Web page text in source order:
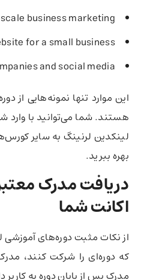
business marketing
for a small business
and social media
این موارد تنها نمونه‌هایی از
هستند. شما می‌توانید با
لینکدین لرنینگ به سایر
بهره ببرید.
دریافت مدرک
اکانت شما
از نکات مثبت دوره‌های آموزشی
که دوره‌‌ای را شرکت کنند،
مدرک پس از پایان دوره به